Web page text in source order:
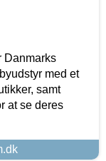
Danmarks
med et
samt
at se deres